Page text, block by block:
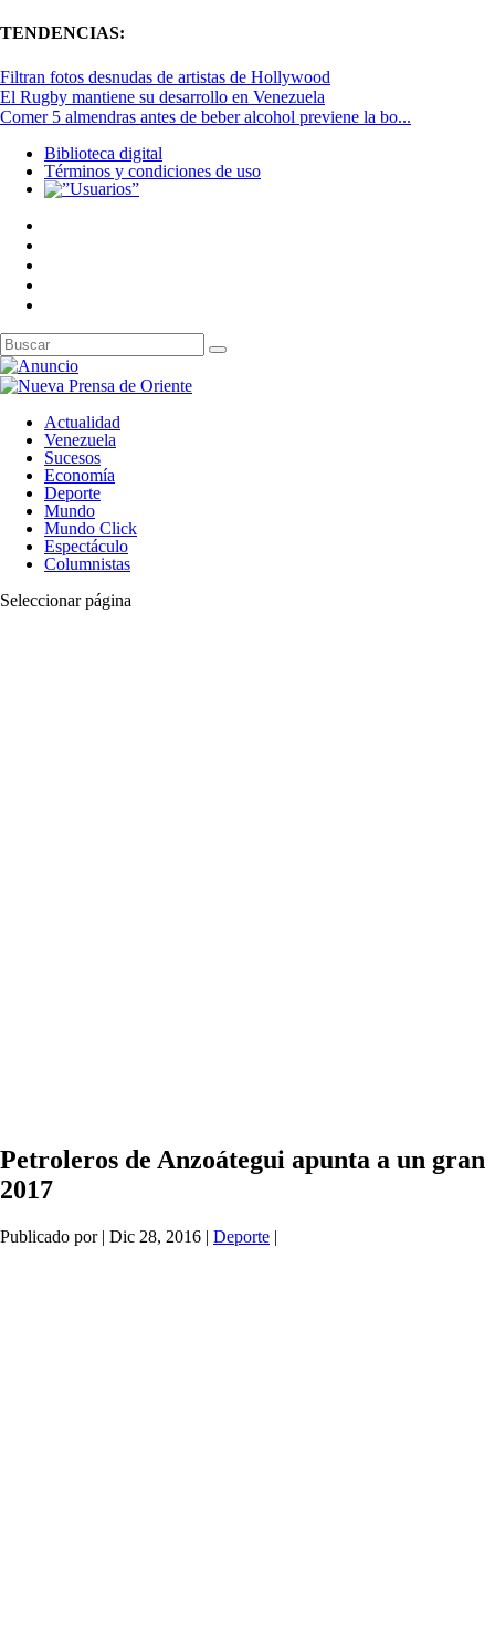
TENDENCIAS:
Filtran fotos desnudas de artistas de Hollywood
El Rugby mantiene su desarrollo en Venezuela
Comer 5 almendras antes de beber alcohol previene la bo...
Biblioteca digital
Términos y condiciones de uso
Actualidad
Venezuela
Sucesos
Economía
Deporte
Mundo
Mundo Click
Espectáculo
Columnistas
Seleccionar página
Petroleros de Anzoátegui apunta a un gran
2017
Publicado por | Dic 28, 2016 | Deporte |